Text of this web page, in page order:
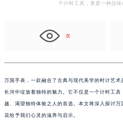
个计时工具，更是一种品
次
万国手表，一款融合了古典与现代美学的时计艺
长河中绽放着独特的魅力。它不仅是一个计时工
越、渴望独特体验之人的首选。本文将深入探讨
花给予我们心灵的滋养与启示。